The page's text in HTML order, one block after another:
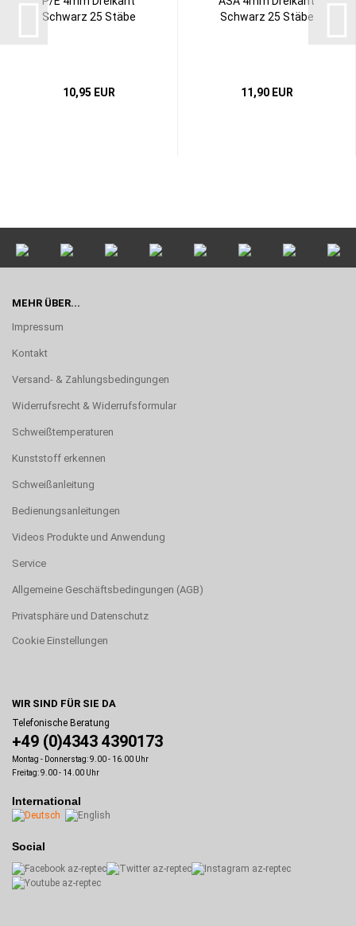
Schwarz 25 Stäbe
10,95 EUR
Schwarz 25 Stäbe
11,90 EUR
MEHR ÜBER...
Impressum
Kontakt
Versand- & Zahlungsbedingungen
Widerrufsrecht & Widerrufsformular
Schweißtemperaturen
Kunststoff erkennen
Schweißanleitung
Bedienungsanleitungen
Videos Produkte und Anwendung
Service
Allgemeine Geschäftsbedingungen (AGB)
Privatsphäre und Datenschutz
Cookie Einstellungen
WIR SIND FÜR SIE DA
Telefonische Beratung
+49 (0)4343 4390173
Montag - Donnerstag: 9.00 - 16.00 Uhr
Freitag: 9.00 - 14.00 Uhr
International
Social